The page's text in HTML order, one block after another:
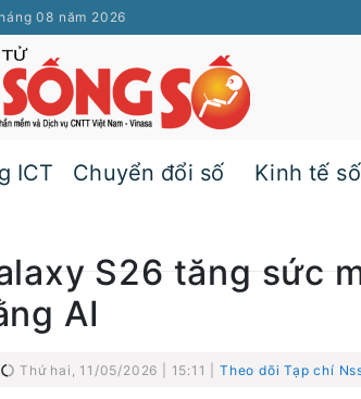
08 năm 2026
ICT Chuyển đổi số Kinh tế số
S26 tăng sức
AI
Thứ hai, 11/05/2026 | 15:11 | Theo dõi Tạp chí